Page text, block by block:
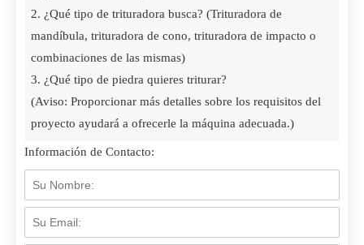
2. ¿Qué tipo de trituradora busca? (Trituradora de
mandíbula, trituradora de cono, trituradora de impacto o
combinaciones de las mismas)
3. ¿Qué tipo de piedra quieres triturar?
(Aviso: Proporcionar más detalles sobre los requisitos del
proyecto ayudará a ofrecerle la máquina adecuada.)
Información de Contacto: